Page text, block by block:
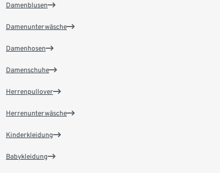
Damenblusen
Damenunterwäsche
Damenhosen
Damenschuhe
Herrenpullover
Herrenunterwäsche
Kinderkleidung
Babykleidung